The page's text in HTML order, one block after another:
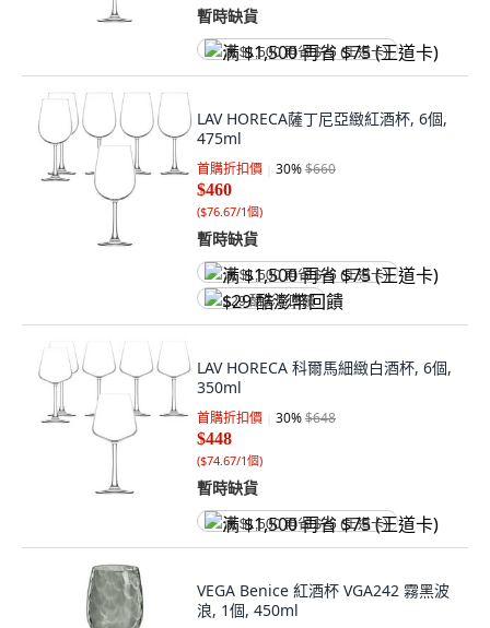
暫時缺貨
满 $1,500 再省 $75 (王道卡)
LAV HORECA薩丁尼亞緻紅酒杯, 6個,
475ml
首購折扣價 30%$660
$460
($76.67/1個)
暫時缺貨
满 $1,500 再省 $75 (王道卡)
$29 酷澎幣回饋
LAV HORECA 科爾馬細緻白酒杯, 6個,
350ml
首購折扣價 30%$648
$448
($74.67/1個)
暫時缺貨
满 $1,500 再省 $75 (王道卡)
VEGA Benice 紅酒杯 VGA242 霧黑波
浪, 1個, 450ml